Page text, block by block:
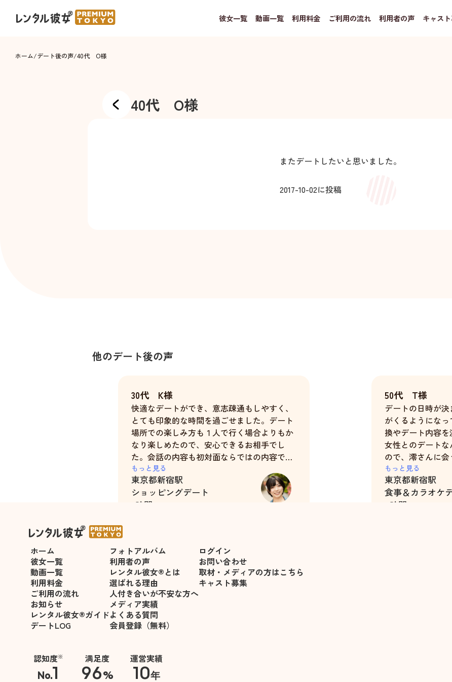
彼女一覧 動画一覧 利用料金 ご利用の流れ 利用者の声 キャス
ホーム/デート後の声/40代 O様
40代 O様
またデートしたいと思いました。
2017-10-02に投稿
他のデート後の声
30代 K様
快適なデートができ、意志疎通もしやすく、
とても印象的な時間を過ごせました。デート
場所での楽しみ方も１人で行く場合よりもか
なり楽しめたので、安心できるお相手でし
た。会話の内容も初対面ならではの内容でし
っかり関係を構築してくれようとしていて、
また情報交換もできたので嬉しいです。
もっと見る
東京都新宿駅
ショッピングデート
2時間
50代 T様
デートの日時が
がくるようにな
換やデート内容を
女性とのデート
ので、澪さんに
ていたのですが、
で、私の緊張を解
います。また、
を組んで歩いて
もっと見る
東京都新宿駅
食事＆カラオケ
4時間
ホーム
彼女一覧
動画一覧
利用料金
ご利用の流れ
お知らせ
レンタル彼女®ガイド
デートLOG
フォトアルバム
利用者の声
レンタル彼女®とは
選ばれる理由
人付き合いが不安な方へ
メディア実績
よくある質問
会員登録（無料）
ログイン
お問い合わせ
取材・メディアの方はこちら
キャスト募集
認知度※
No.1
満足度
96%
運営実績
10年